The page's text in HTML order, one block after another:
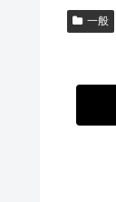
一般